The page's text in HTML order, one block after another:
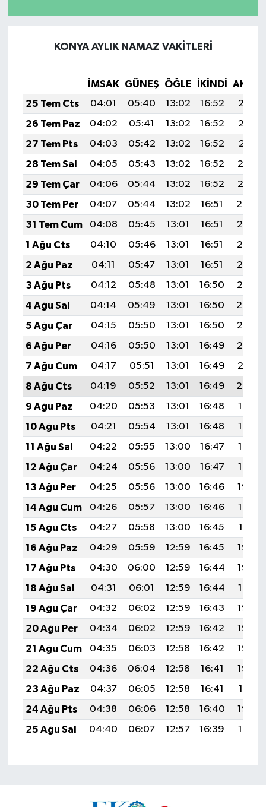
KONYA AYLIK NAMAZ VAKITLERI
İMSAK GÜNEŞ ÖĞLE İKINDI
25 Tem Cts
04:01 05:40 13:02 16:52
20:13
26 Tem Paz
04:02 05:41 13:02 16:52
20:12
27 Tem Pts
04:03 05:42 13:02 16:52
20:11
28 Tem Sal
04:05 05:43 13:02 16:52
20:10
29 Tem Çar
04:06 05:44 13:02 16:52
20:10
30 Tem Per
04:07 05:44 13:02 16:51
20:09
31 Tem Cum
04:08 05:45 13:01 16:51
20:08
1 Ağu Cts
04:10 05:46 13:01 16:51
20:07
2 Ağu Paz
04:11 05:47 13:01 16:51
20:06
3 Ağu Pts
04:12 05:48 13:01 16:50
20:05
4 Ağu Sal
04:14 05:49 13:01 16:50
20:04
5 Ağu Çar
04:15 05:50 13:01 16:50
20:03
6 Ağu Per
04:16 05:50 13:01 16:49
20:02
7 Ağu Cum
04:17 05:51 13:01 16:49
20:01
8 Ağu Cts
04:19 05:52 13:01 16:49
20:00
9 Ağu Paz
04:20 05:53 13:01 16:48
19:58
10 Ağu Pts
04:21 05:54 13:01 16:48
19:57
11 Ağu Sal
04:22 05:55 13:00 16:47
19:56
12 Ağu Çar
04:24 05:56 13:00 16:47
19:55
13 Ağu Per
04:25 05:56 13:00 16:46
19:54
14 Ağu Cum
04:26 05:57 13:00 16:46
19:52
15 Ağu Cts
04:27 05:58 13:00 16:45
19:51
16 Ağu Paz
04:29 05:59 12:59 16:45
19:50
17 Ağu Pts
04:30 06:00 12:59 16:44
19:49
18 Ağu Sal
04:31 06:01 12:59 16:44
19:47
19 Ağu Çar
04:32 06:02 12:59 16:43
19:46
20 Ağu Per
04:34 06:02 12:59 16:42
19:45
21 Ağu Cum
04:35 06:03 12:58 16:42
19:43
22 Ağu Cts
04:36 06:04 12:58 16:41
19:42
23 Ağu Paz
04:37 06:05 12:58 16:41
19:41
24 Ağu Pts
04:38 06:06 12:58 16:40
19:39
25 Ağu Sal
04:40 06:07 12:57 16:39 19:38